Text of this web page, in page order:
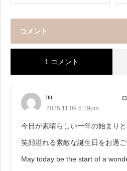
コメント
1 コメント
lili
2025.11.09 5:19pm
今日が素晴らしい一年の始まり
笑顔溢れる素敵な誕生日をお過
May today be the start of a